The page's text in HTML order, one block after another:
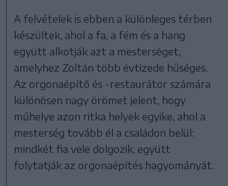
A felvételek is ebben a különleges térben
készültek, ahol a fa, a fém és a hang
együtt alkotják azt a mesterséget,
amelyhez Zoltán több évtizede hűséges.
Az orgonaépítő és -restaurátor számára
különösen nagy örömet jelent, hogy
műhelye azon ritka helyek egyike, ahol a
mesterség tovább él a családon belül:
mindkét fia vele dolgozik, együtt
folytatják az orgonaépítés hagyományát.